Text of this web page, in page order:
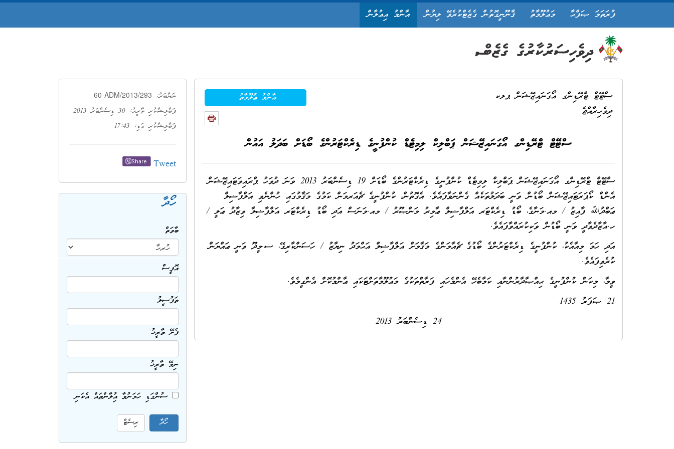
ފުރަތަމަ ޞަފްޙާ މަޢުލޫމާތު ޤާނޫނީގޮތުން ގެޒެޓްކުރެވޭ ލިޔުން އާންމު އިޢުލާން
ޢާންމު މަޢުލޫމާތު
ސްޓޭޓް ޓްރޭޑިންގ އޯގަނައިޒޭޝަން ޕލކ
ދިވެހިރާއްޖެ
ސްޓޭޓް ޓްރޭޑިންގ އޯގަނައިޒޭޝަން ޕަބްލިކް ލިމިޓެޑް ކުންފުނީގެ ޑިރެކްޓަރުންގެ ބޯޑަށް ބަދަލު އައުން
ސްޓޭޓް ޓްރޭޑިންގ އޯގަނައިޒޭޝަން ޕަބްލިކް ލިމިޓެޑް ކުންފުނީގެ ޑިރެކްޓަރުންގެ ބޯޑަށް 19 ޑިސެންބަރު 2013 ވަނަ ދުވަހު ޕްރައިވަޓައިޒޭޝަން
އެންޑް ކޯޕަރަޓައިޒޭޝަން ބޯޑުން ވަނީ ބަދަލުތަކެއް ގެންނަވާފައެވެ. އެގޮތުން، ކުންފުނީގެ ޗެއަރމަން ކަމުގެ މަޤާމުގައި ހުންނެވި އަލްފާޟިލް
ޢަބްދުﷲ ފާއިޒު / މއ.މަނާގެ، ބޯޑު ޑިރެކްޓަރ އަލްފާޟިލް ޢާމިރު މަންޞޫރު / މއ.މަނަސް އަދި ބޯޑު ޑިރެކްޓަރ އަލްފާޟިލާ ވިޒާދު ޢަލީ /
ހ.އާޒާދެވާދީ ވަނީ ބޯޑުން ވަކިކުރައްވާފައެވެ.
އަދި ހަމަ މިއާއެކު، ކުންފުނީގެ ޑިރެކްޓަރުންގެ ބޯޑުގެ ޗެއާމަންގެ މަޤާމަށް އަލްފާޟިލް އަޙްމަދު ނިޔާޒު / ހަސަންކާރިގޭ، ސ.މީދޫ ވަނީ ޢައްޔަން
ކުރެވިފައެވެ.
ވީމާ، މިކަން ކުންފުނީގެ ޙިއްޞާދާރުންނާއި ކަމާބެހޭ އެންމެހައި ފަރާތްތަކުގެ މަޢުލޫމާތަށްޓަކައި ޢާންމުކޮށް އެންގީމެވެ.
21 ޞަފަރު 1435
24 ޑިސެންބަރު 2013
ނަންބަރު: 60-ADM/2013/293
ޕަބްލިޝްކުރި ތާރީޚު: 30 ޑިސެންބަރު 2013
ޕަބްލިޝްކުރި ގަޑި: 17:43
Tweet
Share
ހޯދާ
ބާވަތް
އޮފީސް
ތަފުސީލު
ފެށޭ ތާރީޚު
ނިމޭ ތާރީޚު
ސުންގަޑި ހަމަނުވާ އިޢުލާންތައް އެކަނި